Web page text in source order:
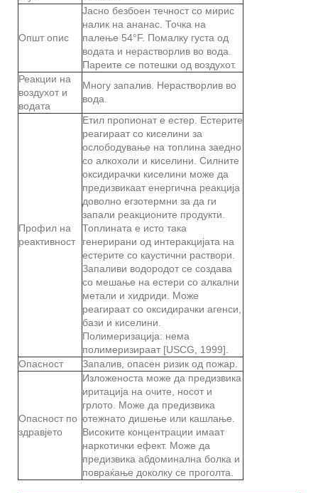
Општ опис
Јасно безбоен течност со мирис
налик на ананас. Точка на
палење 54°F. Помалку густа од
водата и нерастворлив во вода.
Пареите се потешки од воздухот.
Реакции на
воздухот и
водата
Многу запалив. Нерастворлив во
вода.
Профил на
реактивност
Етил пропионат е естер. Естерите
реагираат со киселини за
ослободување на топлина заедно
со алкохоли и киселини. Силните
оксидирачки киселини може да
предизвикаат енергична реакција
доволно егзотермни за да ги
запали реакционите продукти.
Топлината е исто така
генерирани од интеракцијата на
естерите со каустични раствори.
Запаливи водородот се создава
со мешање на естери со алкални
метали и хидриди. Може
реагираат со оксидирачки агенси,
бази и киселини.
Полимеризација: нема
полимеризираат [USCG, 1999].
Опасност
Запалив, опасен ризик од пожар.
Опасност по
здравјето
Изложеноста може да предизвика
иритација на очите, носот и
грлото. Може да предизвика
отежнато дишење или кашлање.
Високите концентрации имаат
наркотички ефект. Може да
предизвика абдоминална болка и
повраќање доколку се проголта.